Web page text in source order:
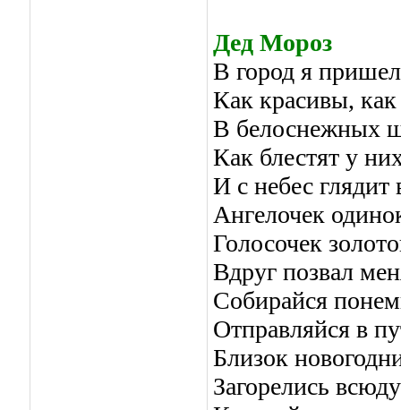
Дед Мороз
В город я
Как красивы,
В белоснежных
Как блестят у
И с небес глядит
Ангелочек
Голосочек
Вдруг позвал
Собирайся
Отправляйся в
Близок
Загорелись